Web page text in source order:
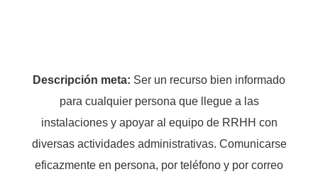
Descripción meta: Ser un recurso bien informado
para cualquier persona que llegue a las
instalaciones y apoyar al equipo de RRHH con
diversas actividades administrativas. Comunicarse
eficazmente en persona, por teléfono y por correo